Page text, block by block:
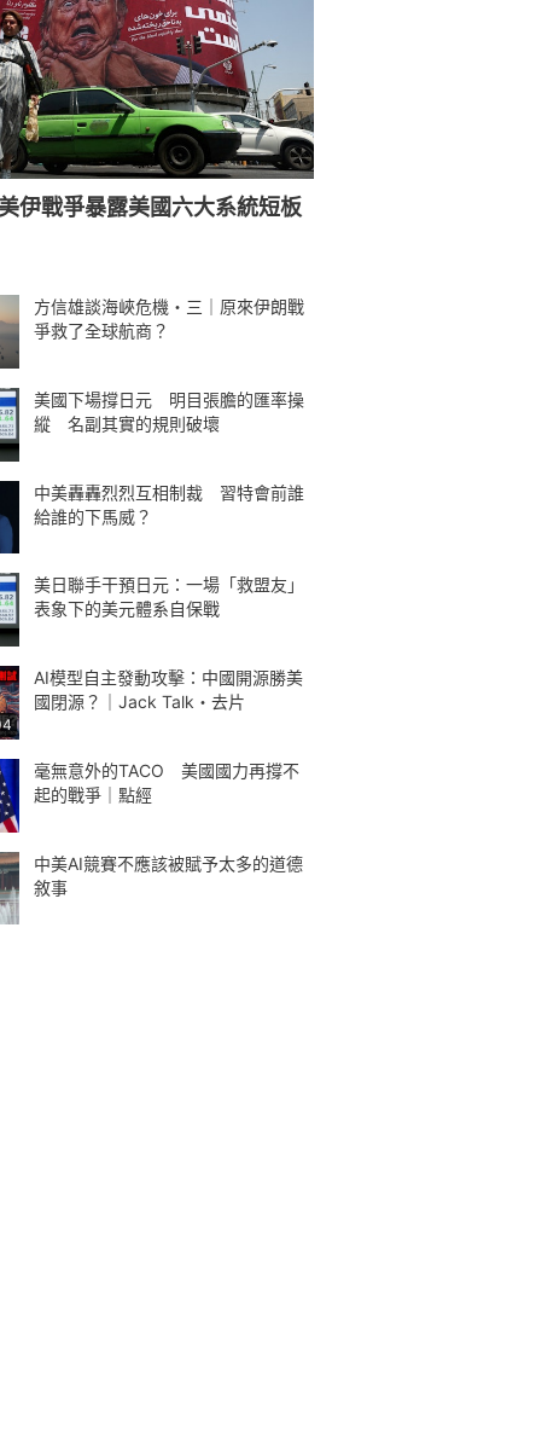
伊戰爭暴露美國六大系統短板
方信雄談海峽危機・三｜原來伊朗戰
爭救了全球航商？
美國下場撐日元 明目張膽的匯率操
縱 名副其實的規則破壞
中美轟轟烈烈互相制裁 習特會前誰
給誰的下馬威？
美日聯手干預日元：一場「救盟友」
表象下的美元體系自保戰
AI模型自主發動攻擊：中國開源勝美
國閉源？｜Jack Talk・去片
毫無意外的TACO 美國國力再撐不
起的戰爭｜點經
中美AI競賽不應該被賦予太多的道德
敘事